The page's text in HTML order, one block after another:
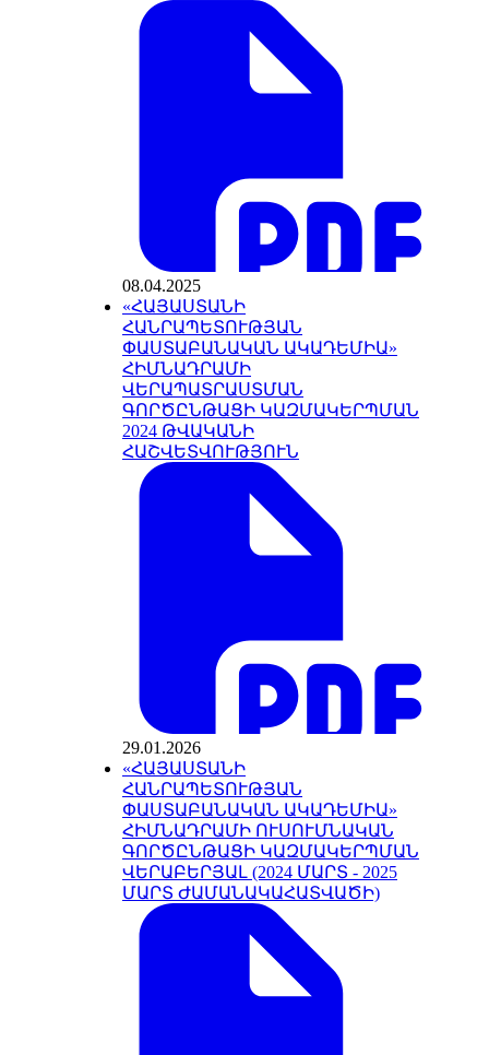
08.04.2025
«ՀԱՅԱՍՏԱՆԻ
ՀԱՆՐԱՊԵՏՈՒԹՅԱՆ
ՓԱՍՏԱԲԱՆԱԿԱՆ ԱԿԱԴԵՄԻԱ»
ՀԻՄՆԱԴՐԱՄԻ
ՎԵՐԱՊԱՏՐԱՍՏՄԱՆ
ԳՈՐԾԸՆԹԱՑԻ ԿԱԶՄԱԿԵՐՊՄԱՆ
2024 ԹՎԱԿԱՆԻ
ՀԱՇՎԵՏՎՈՒԹՅՈՒՆ
29.01.2026
«ՀԱՅԱՍՏԱՆԻ
ՀԱՆՐԱՊԵՏՈՒԹՅԱՆ
ՓԱՍՏԱԲԱՆԱԿԱՆ ԱԿԱԴԵՄԻԱ»
ՀԻՄՆԱԴՐԱՄԻ ՈՒՍՈՒՄՆԱԿԱՆ
ԳՈՐԾԸՆԹԱՑԻ ԿԱԶՄԱԿԵՐՊՄԱՆ
ՎԵՐԱԲԵՐՅԱԼ (2024 ՄԱՐՏ - 2025
ՄԱՐՏ ԺԱՄԱՆԱԿԱՀԱՏՎԱԾԻ)